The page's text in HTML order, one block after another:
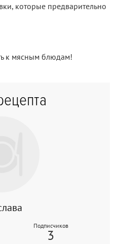
которые предварительно
к мясным блюдам!
Подписчиков
3